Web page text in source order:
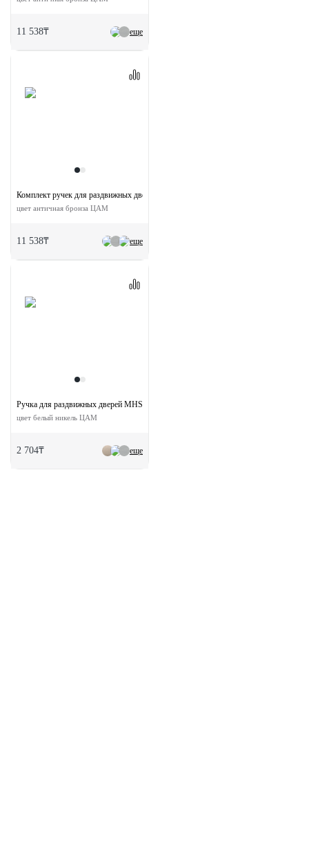
еще
11 538₸
еще
Комплект ручек для раздвижных дверей MHS150 L AB с замком
цвет античная бронза ЦАМ
11 538₸
еще
Ручка для раздвижных дверей MHS150 SN
цвет белый никель ЦАМ
2 704₸